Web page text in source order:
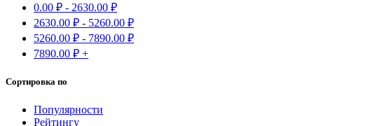
0.00 ₽ - 2630.00 ₽
2630.00 ₽ - 5260.00 ₽
5260.00 ₽ - 7890.00 ₽
7890.00 ₽ +
Сортировка по
Популярности
Рейтингу